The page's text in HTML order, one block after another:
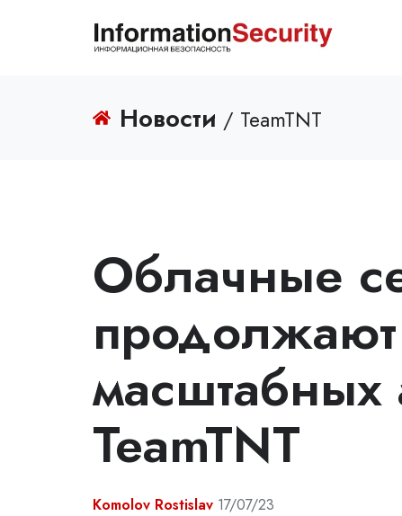
Новости / TeamTNT
Облачные
продолжают
масштабных
TeamTNT
Komolov Rostislav 17/07/23